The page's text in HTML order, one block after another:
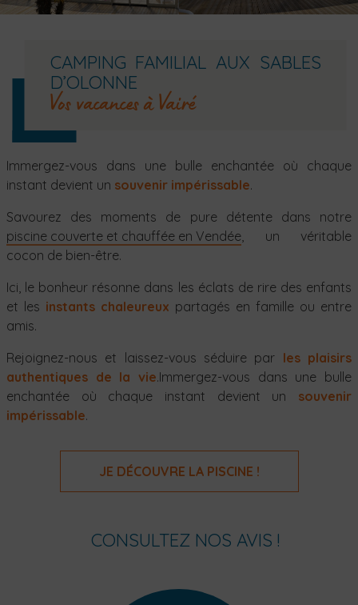
CAMPING FAMILIAL AUX SABLES
D’OLONNE
Vos vacances à Vairé
Immergez-vous dans une bulle enchantée où chaque
instant devient un souvenir impérissable.
Savourez des moments de pure détente dans notre
piscine couverte et chauffée en Vendée , un véritable
cocon de bien-être.
Ici, le bonheur résonne dans les éclats de rire des enfants
et les instants chaleureux partagés en famille ou entre
amis.
Rejoignez-nous et laissez-vous séduire par les plaisirs
authentiques de la vie.Immergez-vous dans une bulle
enchantée où chaque instant devient un souvenir
impérissable.
JE DÉCOUVRE LA PISCINE !
CONSULTEZ NOS AVIS !